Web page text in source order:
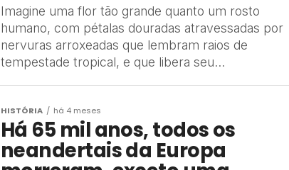
Imagine uma flor tão grande quanto um rosto
humano, com pétalas douradas atravessadas por
nervuras arroxeadas que lembram raios de
tempestade tropical, e que libera seu...
HISTÓRIA há 4 meses
Há 65 mil anos, todos os
neandertais da Europa